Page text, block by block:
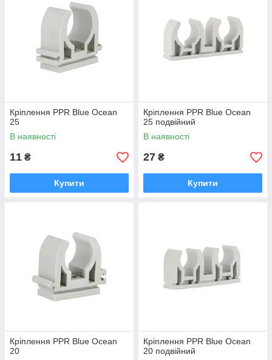
Кріплення PPR Blue Ocean
25
В наявності
11 ₴
Купити
Кріплення PPR Blue Ocean
25 подвійний
В наявності
27 ₴
Купити
Кріплення PPR Blue Ocean
20
Кріплення PPR Blue Ocean
20 подвійний